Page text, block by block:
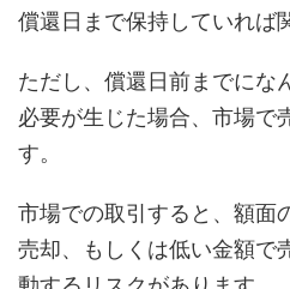
償還日まで保持していれば
ただし、償還日前までにな
必要が生じた場合、市場で
す。
市場での取引すると、額面
売却、もしくは低い金額で